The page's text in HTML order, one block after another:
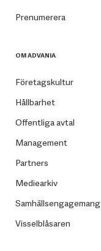
Prenumerera
OM ADVANIA
Företagskultur
Hållbarhet
Offentliga avtal
Management
Partners
Mediearkiv
Samhällsengagemang
Visselblåsaren